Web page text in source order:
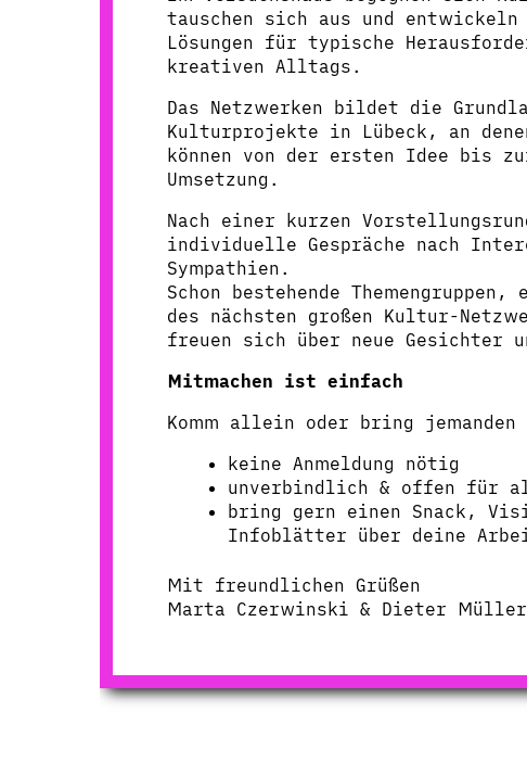
tauschen sich aus und entwickeln
Lösungen für typische
kreativen Alltags.
Das Netzwerken bildet die
Kulturprojekte in Lübeck, an
können von der ersten Idee bis
Umsetzung.
Nach einer kurzen
individuelle Gespräche nach
Sympathien.
Schon bestehende
des nächsten großen Kultur-
freuen sich über neue Gesichter
Mitmachen ist einfach
Komm allein oder bring
keine Anmeldung nötig
unverbindlich & offen für
bring gern einen Snack,
Infoblätter über deine
Mit freundlichen Grüßen
Marta Czerwinski & Dieter Müller